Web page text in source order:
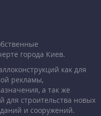
города Киев.
как для
рекламы,
а так же
для строительства новых
и сооружений.